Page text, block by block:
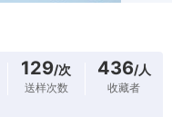
129/次
送样次数
436/人
收藏者